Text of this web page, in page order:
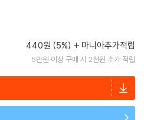
440원 (5%) 마니아추가적립
5만원 이상 구매 시 2천원 추가 적립